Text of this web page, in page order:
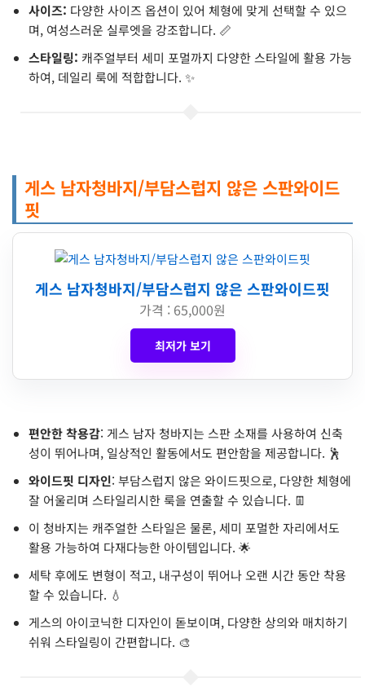
사이즈: 다양한 사이즈 옵션이 있어 체형에 맞게 선택할 수 있으
며, 여성스러운 실루엣을 강조합니다. 📏
스타일링: 캐주얼부터 세미 포멀까지 다양한 스타일에 활용 가능
하여, 데일리 룩에 적합합니다. ✨
게스 남자청바지/부담스럽지 않은 스판와이드
핏
게스 남자청바지/부담스럽지 않은 스판와이드핏
가격 : 65,000원
최저가 보기
편안한 착용감: 게스 남자 청바지는 스판 소재를 사용하여 신축
성이 뛰어나며, 일상적인 활동에서도 편안함을 제공합니다. 🕺
와이드핏 디자인: 부담스럽지 않은 와이드핏으로, 다양한 체형에
잘 어울리며 스타일리시한 룩을 연출할 수 있습니다. 👖
이 청바지는 캐주얼한 스타일은 물론, 세미 포멀한 자리에서도
활용 가능하여 다재다능한 아이템입니다. 🌟
세탁 후에도 변형이 적고, 내구성이 뛰어나 오랜 시간 동안 착용
할 수 있습니다. 💧
게스의 아이코닉한 디자인이 돋보이며, 다양한 상의와 매치하기
쉬워 스타일링이 간편합니다. 🎨